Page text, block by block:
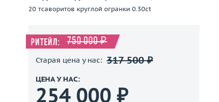
20 тсаворитов круглой огранки 0.30ct
Ритейл: 750 000 ₽
Старая цена у нас: 317 500 ₽
ЦЕНА У НАС:
254 000 ₽